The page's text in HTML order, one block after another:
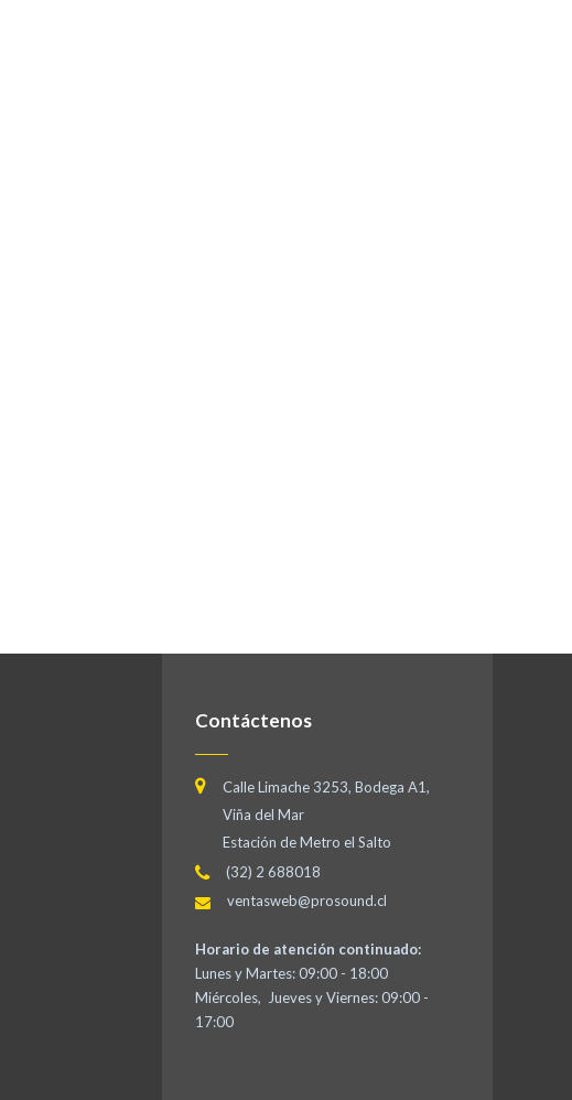
Contáctenos
Calle Limache 3253, Bodega A1,
Viña del Mar
Estación de Metro el Salto
(32) 2 688018
ventasweb@prosound.cl
Horario de atención continuado:
Lunes y Martes: 09:00 - 18:00
Miércoles, Jueves y Viernes: 09:00 -
17:00